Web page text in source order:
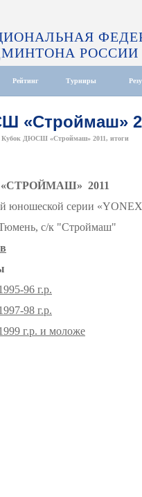
РОССИИ
Рейтинг Турниры
«Строймаш»
Кубок ДЮСШ «Строймаш» 2011, итоги
2011
юношеской серии
Тюмень, с/к "Строймаш"
96 г.р.
98 г.р.
г.р. и моложе